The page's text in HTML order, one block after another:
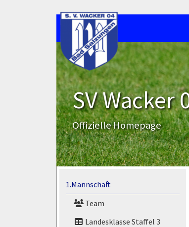
SV Wacker
Offizielle Homepage
1.Mannschaft
Team
Landesklasse Staffel 3